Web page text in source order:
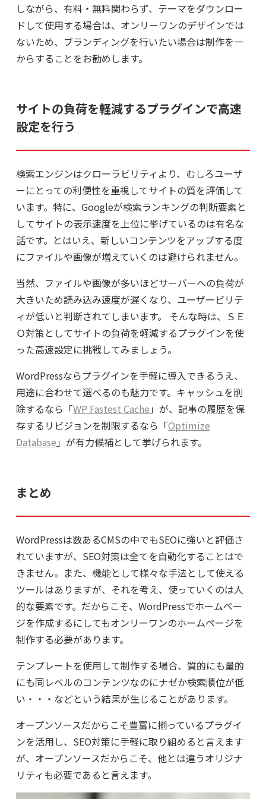
しながら、有料・無料関わらず、テーマをダウンロー
ドして使用する場合は、オンリーワンのデザインでは
ないため、ブランディングを行いたい場合は制作を一
からすることをお勧めします。
サイトの負荷を軽減するプラグインで高速
設定を行う
検索エンジンはクローラビリティより、むしろユーザ
ーにとっての利便性を重視してサイトの質を評価して
います。特に、Googleが検索ランキングの判断要素と
してサイトの表示速度を上位に挙げているのは有名な
話です。とはいえ、新しいコンテンツをアップする度
にファイルや画像が増えていくのは避けられません。
当然、ファイルや画像が多いほどサーバーへの負荷が
大きいため読み込み速度が遅くなり、ユーザービリテ
ィが低いと判断されてしまいます。 そんな時は、ＳＥ
Ｏ対策としてサイトの負荷を軽減するプラグインを使
った高速設定に挑戦してみましょう。
WordPressならプラグインを手軽に導入できるうえ、
用途に合わせて選べるのも魅力です。キャッシュを削
除するなら「WP Fastest Cache 」が、記事の履歴を保
存するリビジョンを制限するなら「Optimize
Database 」が有力候補として挙げられます。
まとめ
WordPressは数あるCMSの中でもSEOに強いと評価さ
れていますが、SEO対策は全てを自動化することはで
きません。また、機能として様々な手法として使える
ツールはありますが、それを考え、使っていくのは人
的な要素です。だからこそ、WordPressでホームペー
ジを作成するにしてもオンリーワンのホームページを
制作する必要があります。
テンプレートを使用して制作する場合、質的にも量的
にも同レベルのコンテンツなのにナゼか検索順位が低
い・・・などという結果が生じることがあります。
オープンソースだからこそ豊富に揃っているプラグイ
ンを活用し、SEO対策に手軽に取り組めると言えます
が、オープンソースだからこそ、他とは違うオリジナ
リティも必要であると言えます。